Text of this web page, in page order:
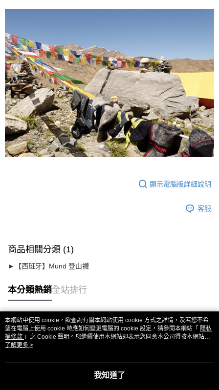
顯示電腦版詳細說明
客服
商品相關分類 (1)
►【西班牙】Mund 登山襪
本分類熱銷全站排行
熱門標籤
本網站中使用 cookie，欲查詢有關本網站使用 cookie 方式之詳情，及若您不希
望在電腦上使用 cookie 時應如何變更電腦的 cookie 設定，請參閱本網站「 隱私
權條款 」之 Cookie 聲明。您繼續使用本網站即表示您同意本公司得按本網站使
用條款之 Cookie 聲明使用 cookie。
了解更多 >
我知道了